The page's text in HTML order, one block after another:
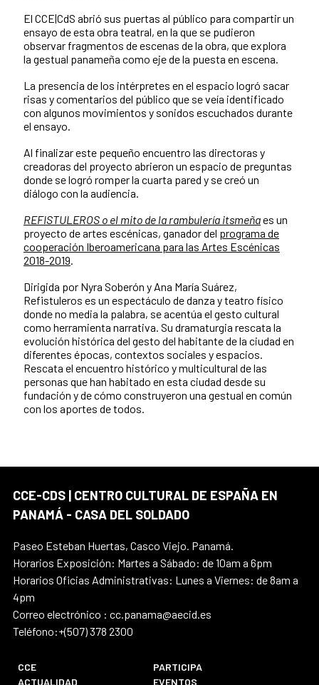
El CCE|CdS abrió sus puertas al público para compartir un
ensayo de esta obra teatral, en la que se pudieron
observar fragmentos de escenas de la obra, que explora
la gestual panameña como eje de la puesta en escena.
La presencia de los intérpretes en el espacio logró sacar
risas y comentarios del público que se veía identificado
con algunos movimientos y sonidos escuchados durante
el ensayo.
Al finalizar este pequeño encuentro las directoras y
creadoras del proyecto abrieron un espacio de preguntas
donde se logró romper la cuarta pared y se creó un
diálogo con la audiencia.
REFISTULEROS o el mito de la rambulería itsmeñaes un
proyecto de artes escénicas, ganador del programa de
cooperación Iberoamericana para las Artes Escénicas
2018-2019.
Dirigida por Nyra Soberón y Ana María Suárez,
Refistuleros es un espectáculo de danza y teatro físico
donde no media la palabra, se acentúa el gesto cultural
como herramienta narrativa. Su dramaturgia rescata la
evolución histórica del gesto del habitante de la ciudad en
diferentes épocas, contextos sociales y espacios.
Rescata el encuentro histórico y multicultural de las
personas que han habitado en esta ciudad desde su
fundación y de cómo construyeron una gestual en común
con los aportes de todos.
CCE-CDS | CENTRO CULTURAL DE ESPAÑA EN
PANAMÁ - CASA DEL SOLDADO
Paseo Esteban Huertas, Casco Viejo. Panamá.
Horarios Exposición: Martes a Sábado: de 10am a 6pm
Horarios Oficias Administrativas: Lunes a Viernes: de 8am a
4pm
Correo electrónico : cc.panama@aecid.es
Teléfono:+(507) 378 2300
CCE
PARTICIPA
ACTUALIDAD
EVENTOS